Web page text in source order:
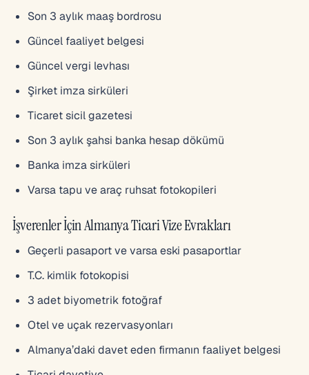
Son 3 aylık maaş bordrosu
Güncel faaliyet belgesi
Güncel vergi levhası
Şirket imza sirküleri
Ticaret sicil gazetesi
Son 3 aylık şahsi banka hesap dökümü
Banka imza sirküleri
Varsa tapu ve araç ruhsat fotokopileri
İşverenler İçin Almanya Ticari Vize Evrakları
Geçerli pasaport ve varsa eski pasaportlar
T.C. kimlik fotokopisi
3 adet biyometrik fotoğraf
Otel ve uçak rezervasyonları
Almanya’daki davet eden firmanın faaliyet belgesi